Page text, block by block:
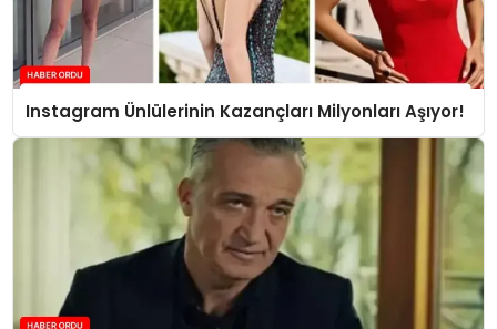
Instagram Ünlülerinin Kazançları Milyonları Aşıyor!